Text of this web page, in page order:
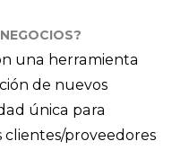
una herramienta
de nuevos
única para
proveedores